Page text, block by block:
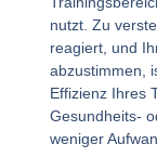
nutzt. Zu
reagiert, und
abzustimmen,
Effizienz Ihres
Gesundheits-
weniger